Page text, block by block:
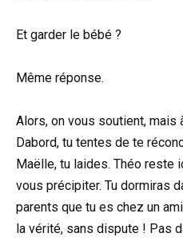
Et garder le bébé ?
Même réponse.
Alors, on vous soutient, mais
Dabord, tu tentes de te
Maëlle, tu laides. Théo reste
vous précipiter. Tu dormiras
parents que tu es chez un
la vérité, sans dispute ! Pas